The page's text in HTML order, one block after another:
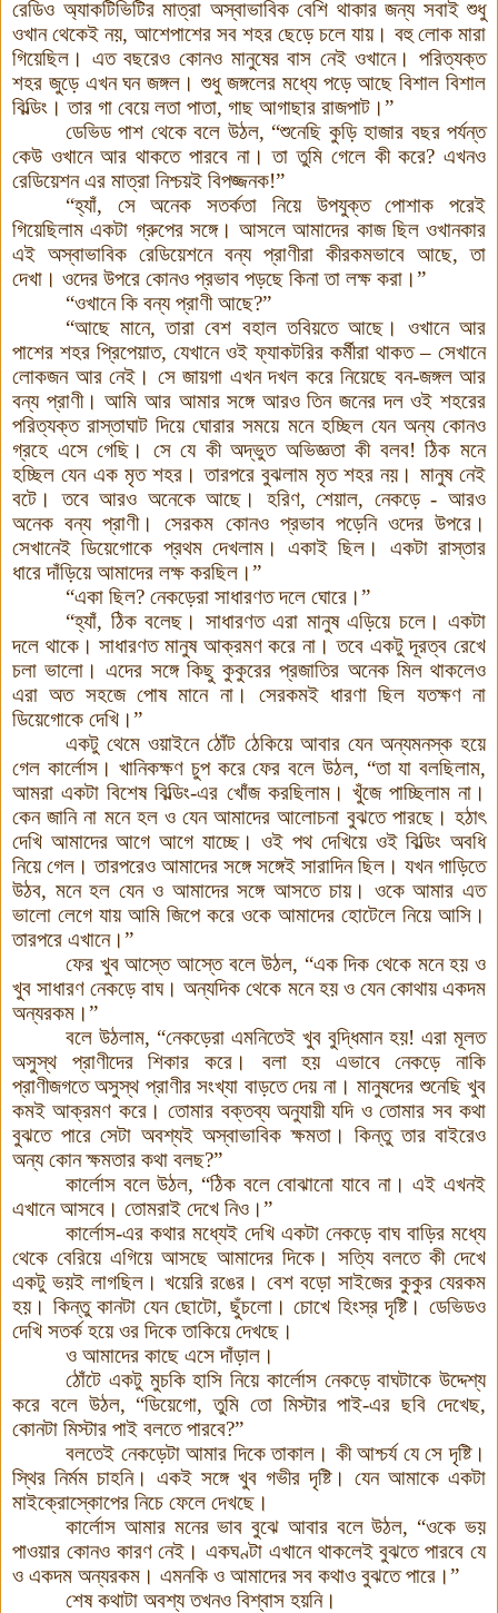
রেডিও অ্যাকটিভিটির মাত্রা অস্বাভাবিক বেশি থাকার জন্য সবাই শুধু
ওখান থেকেই নয়, আশেপাশের সব শহর ছেড়ে চলে যায়। বহু লোক মারা
গিয়েছিল। এত বছরেও কোনও মানুষের বাস নেই ওখানে। পরিত্যক্ত
শহর জুড়ে এখন ঘন জঙ্গল। শুধু জঙ্গলের মধ্যে পড়ে আছে বিশাল বিশাল
বিল্ডিং ।তার গা বেয়ে লতা পাতা, গাছ আগাছার রাজপাট ।”
ডেভিড পাশ থেকে বলে উঠল, “শুনেছি কুড়ি হাজার বছর পর্যন্ত
কেউ ওখানে আর থাকতে পারবে না। তা তুমি গেলে কী করে? এখনও
রেডিয়েশন এর মাত্রা নিশ্চয়ই বিপজ্জনক!”
“হ্যাঁ, সে অনেক সতর্কতা নিয়ে উপযুক্ত পোশাক পরেই
গিয়েছিলাম একটা গ্রুপের সঙ্গে। আসলে আমাদের কাজ ছিল ওখানকার
এই অস্বাভাবিক রেডিয়েশনে বন্য প্রাণীরা কীরকমভাবে আছে, তা
দেখা। ওদের উপরে কোনও প্রভাব পড়ছে কিনা তা লক্ষ করা ।”
“ওখানে কি বন্য প্রাণী আছে?”
“আছে মানে, তারা বেশ বহাল তবিয়তে আছে। ওখানে আর
পাশের শহর প্রিপেয়াত, যেখানে ওই ফ্যাকটরির কর্মীরা থাকত – সেখানে
লোকজন আর নেই। সে জায়গা এখন দখল করে নিয়েছে বন-জঙ্গল আর
বন্য প্রাণী। আমি আর আমার সঙ্গে আরও তিন জনের দল ওই শহরের
পরিত্যক্ত রাস্তাঘাট দিয়ে ঘোরার সময়ে মনে হচ্ছিল যেন অন্য কোনও
গ্রহে এসে গেছি। সে যে কী অদ্ভুত অভিজ্ঞতা কী বলব! ঠিক মনে
হচ্ছিল যেন এক মৃত শহর। তারপরে বুঝলাম মৃত শহর নয়। মানুষ নেই
বটে ।তবে আরও অনেকে আছে। হরিণ, শেয়াল, নেকড়ে - আরও
অনেক বন্য প্রাণী।সেরকম কোনও প্রভাব পড়েনি ওদের উপরে।
সেখানেই ডিয়েগোকে প্রথম দেখলাম। একাই ছিল। একটা রাস্তার
ধারে দাঁড়িয়ে আমাদের লক্ষ করছিল ।”
“একা ছিল? নেকড়েরা সাধারণত দলে ঘোরে ।”
“হ্যাঁ, ঠিক বলেছ। সাধারণত এরা মানুষ এড়িয়ে চলে। একটা
দলে থাকে। সাধারণত মানুষ আক্রমণ করে না ।তবে একটু দূরত্ব রেখে
চলা ভালো। এদের সঙ্গে কিছু কুকুরের প্রজাতির অনেক মিল থাকলেও
এরা অত সহজে পোষ মানে না। সেরকমই ধারণা ছিল যতক্ষণ না
ডিয়েগোকে দেখি ।”
একটু থেমে ওয়াইনে ঠোঁট ঠেকিয়ে আবার যেন অন্যমনস্ক হয়ে
গেল কার্লোস। খানিকক্ষণ চুপ করে ফের বলে উঠল, “তা যা বলছিলাম,
আমরা একটা বিশেষ বিল্ডিং-এর খোঁজ করছিলাম। খুঁজে পাচ্ছিলাম না।
কেন জানি না মনে হল ও যেন আমাদের আলোচনা বুঝতে পারছে। হঠাৎ
দেখি আমাদের আগে আগে যাচ্ছে। ওই পথ দেখিয়ে ওই বিল্ডিং অবধি
নিয়ে গেল ।তারপরেও আমাদের সঙ্গে সঙ্গেই সারাদিন ছিল। যখন গাড়িতে
উঠব, মনে হল যেন ও আমাদের সঙ্গে আসতে চায়। ওকে আমার এত
ভালো লেগে যায় আমি জিপে করে ওকে আমাদের হোটেলে নিয়ে আসি।
তারপরে এখানে।”
ফের খুব আস্তে আস্তে বলে উঠল, “এক দিক থেকে মনে হয় ও
খুব সাধারণ নেকড়ে বাঘ।অন্যদিক থেকে মনে হয় ও যেন কোথায় একদম
অন্যরকম ।”
বলে উঠলাম, “নেকড়েরা এমনিতেই খুব বুদ্ধিমান হয়! এরা মূলত
অসুস্থ প্রাণীদের শিকার করে। বলা হয় এভাবে নেকড়ে নাকি
প্রাণীজগতে অসুস্থ প্রাণীর সংখ্যা বাড়তে দেয় না। মানুষদের শুনেছি খুব
কমই আক্রমণ করে। তোমার বক্তব্য অনুযায়ী যদি ও তোমার সব কথা
বুঝতে পারে সেটা অবশ্যই অস্বাভাবিক ক্ষমতা। কিন্তু তার বাইরেও
অন্য কোন ক্ষমতার কথা বলছ?”
কার্লোস বলে উঠল, “ঠিক বলে বোঝানো যাবে না। এই এখনই
এখানে আসবে। তোমরাই দেখে নিও ।”
কার্লোস-এর কথার মধ্যেই দেখি একটা নেকড়ে বাঘ বাড়ির মধ্যে
থেকে বেরিয়ে এগিয়ে আসছে আমাদের দিকে । সত্যি বলতে কী দেখে
একটু ভয়ই লাগছিল। খয়েরি রঙের। বেশ বড়ো সাইজের কুকুর যেরকম
হয়। কিন্তু কানটা যেন ছোটো, ছুঁচলো।চোখে হিংস্র দৃষ্টি। ডেভিডও
দেখি সতর্ক হয়ে ওর দিকে তাকিয়ে দেখছে।
ও আমাদের কাছে এসে দাঁড়াল।
ঠোঁটে একটু মুচকি হাসি নিয়ে কার্লোস নেকড়ে বাঘটাকে উদ্দেশ্য
করে বলে উঠল, “ডিয়েগো, তুমি তো মিস্টার পাই-এর ছবি দেখেছ,
কোনটা মিস্টার পাই বলতে পারবে?”
বলতেই নেকড়েটা আমার দিকে তাকাল। কী আশ্চর্য যে সে দৃষ্টি।
স্থির নির্মম চাহনি। একই সঙ্গে খুব গভীর দৃষ্টি। যেন আমাকে একটা
মাইক্রোস্কোপের নিচে ফেলে দেখছে।
কার্লোস আমার মনের ভাব বুঝে আবার বলে উঠল, “ওকে ভয়
পাওয়ার কোনও কারণ নেই। একঘণ্টা এখানে থাকলেই বুঝতে পারবে যে
ও একদম অন্যরকম। এমনকি ও আমাদের সব কথাও বুঝতে পারে ।”
শেষ কথাটা অবশ্য তখনও বিশ্বাস হয়নি।